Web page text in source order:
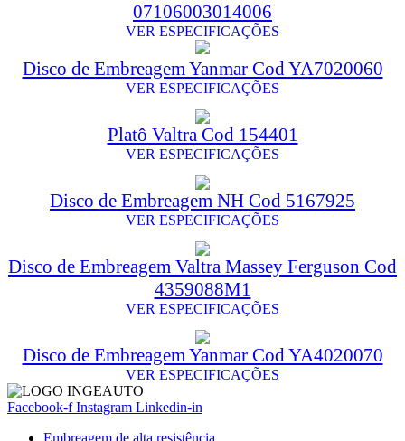
07106003014006
VER ESPECIFICAÇÕES
Disco de Embreagem Yanmar Cod YA7020060
VER ESPECIFICAÇÕES
Platô Valtra Cod 154401
VER ESPECIFICAÇÕES
Disco de Embreagem NH Cod 5167925
VER ESPECIFICAÇÕES
Disco de Embreagem Valtra Massey Ferguson Cod
4359088M1
VER ESPECIFICAÇÕES
Disco de Embreagem Yanmar Cod YA4020070
VER ESPECIFICAÇÕES
Facebook-f Instagram Linkedin-in